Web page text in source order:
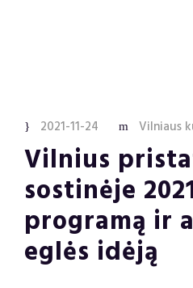
2021-11-24 Vilniaus
Vilnius
sostinėje
programą ir
eglės idėją